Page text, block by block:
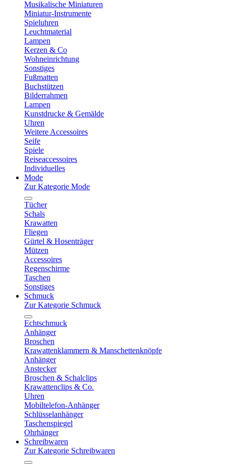
Musikalische Miniaturen
Miniatur-Instrumente
Spieluhren
Leuchtmaterial
Lampen
Kerzen & Co
Wohneinrichtung
Sonstiges
Fußmatten
Buchstützen
Bilderrahmen
Lampen
Kunstdrucke & Gemälde
Uhren
Weitere Accessoires
Seife
Spiele
Reiseaccessoires
Individuelles
Mode
Zur Kategorie Mode
Tücher
Schals
Krawatten
Fliegen
Gürtel & Hosenträger
Mützen
Accessoires
Regenschirme
Taschen
Sonstiges
Schmuck
Zur Kategorie Schmuck
Echtschmuck
Anhänger
Broschen
Krawattenklammern & Manschettenknöpfe
Anhänger
Anstecker
Broschen & Schalclips
Krawattenclips & Co.
Uhren
Mobiltelefon-Anhänger
Schlüsselanhänger
Taschenspiegel
Ohrhänger
Schreibwaren
Zur Kategorie Schreibwaren